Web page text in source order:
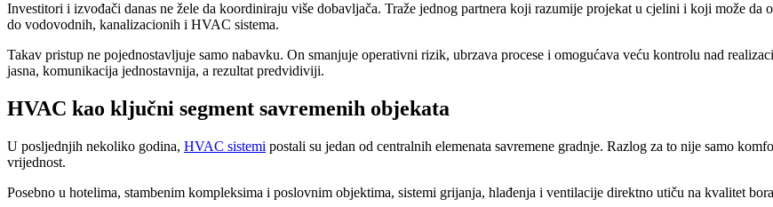
Investitori i izvođači danas ne žele da koordiniraju više dobavljača. Traže jednog partnera koji razumije projekat u cjelini i koji može da
do vodovodnih, kanalizacionih i HVAC sistema.
Takav pristup ne pojednostavljuje samo nabavku. On smanjuje operativni rizik, ubrzava procese i omogućava veću kontrolu nad
jasna, komunikacija jednostavnija, a rezultat predvidiviji.
HVAC kao ključni segment savremenih objekata
U posljednjih nekoliko godina, HVAC sistemi postali su jedan od centralnih elemenata savremene gradnje. Razlog za to nije samo
vrijednost.
Posebno u hotelima, stambenim kompleksima i poslovnim objektima, sistemi grijanja, hlađenja i ventilacije direktno utiču na kvalitet